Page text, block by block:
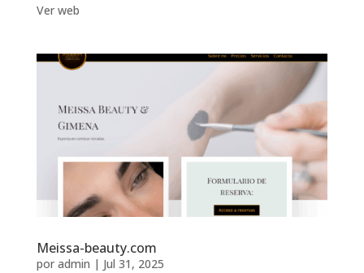
Ver web
Meissa-beauty.com
por admin | Jul 31, 2025